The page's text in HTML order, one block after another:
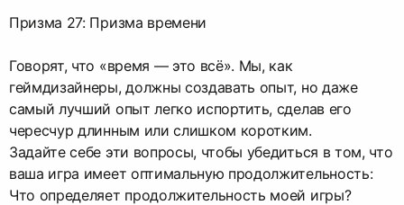
Призма 27: Призма времени
Говорят, что «время — это всё». Мы, как
геймдизайнеры, должны создавать опыт, но даже
самый лучший опыт легко испортить, сделав его
чересчур длинным или слишком коротким.
Задайте себе эти вопросы, чтобы убедиться в том, что
ваша игра имеет оптимальную продолжительность:
Что определяет продолжительность моей игры?